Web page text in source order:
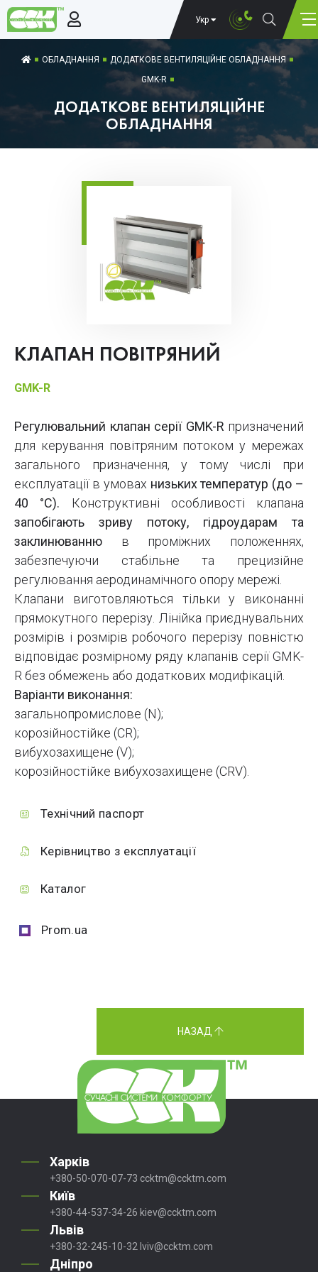
Укр
ОБЛАДНАННЯ
ДОДАТКОВЕ ВЕНТИЛЯЦІЙНЕ ОБЛАДНАННЯ
GMK-R
ДОДАТКОВЕ ВЕНТИЛЯЦІЙНЕ
ОБЛАДНАННЯ
КЛАПАН ПОВІТРЯНИЙ
GMK-R
Регулювальний клапан серії GMK-R призначений
для керування повітряним потоком у мережах
загального призначення, у тому числі при
експлуатації в умовах низьких температур (до –
40 °C). Конструктивні особливості клапана
запобігають зриву потоку, гідроударам та
заклинюванню в проміжних положеннях,
забезпечуючи стабільне та прецизійне
регулювання аеродинамічного опору мережі.
Клапани виготовляються тільки у виконанні
прямокутного перерізу. Лінійка приєднувальних
розмірів і розмірів робочого перерізу повністю
відповідає розмірному ряду клапанів серії GMK-
R без обмежень або додаткових модифікацій.
Варіанти виконання:
загальнопромислове (N);
корозійностійке (CR);
вибухозахищене (V);
корозійностійке вибухозахищене (CRV).
Технічний паспорт
Керівництво з експлуатації
Каталог
Prom.ua
НАЗАД
Харків
+380-50-070-07-73 ccktm@ccktm.com
Київ
+380-44-537-34-26 kiev@ccktm.com
Львів
+380-32-245-10-32 lviv@ccktm.com
Дніпро